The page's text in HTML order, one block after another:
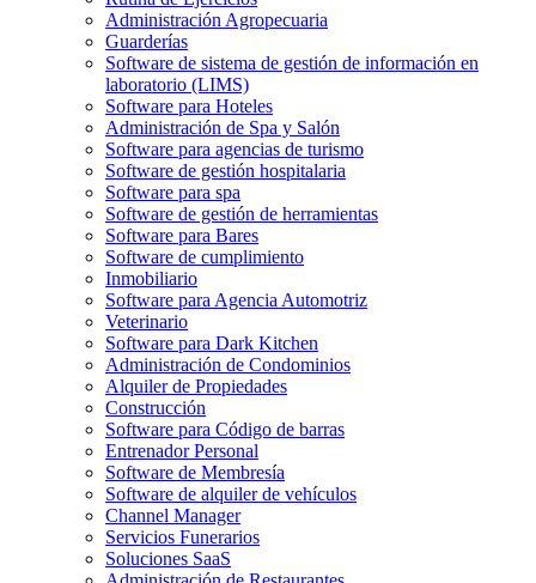
Administración Agropecuaria
Guarderías
Software de sistema de gestión de información en
laboratorio (LIMS)
Software para Hoteles
Administración de Spa y Salón
Software para agencias de turismo
Software de gestión hospitalaria
Software para spa
Software de gestión de herramientas
Software para Bares
Software de cumplimiento
Inmobiliario
Software para Agencia Automotriz
Veterinario
Software para Dark Kitchen
Administración de Condominios
Alquiler de Propiedades
Construcción
Software para Código de barras
Entrenador Personal
Software de Membresía
Software de alquiler de vehículos
Channel Manager
Servicios Funerarios
Soluciones SaaS